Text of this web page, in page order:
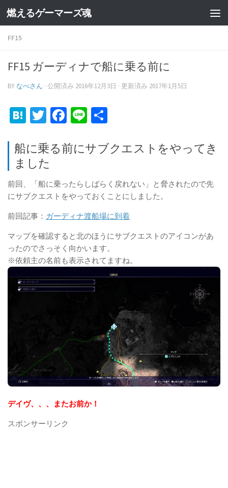
燃えるゲーマーズ魂
FF15
FF15 ガーディナで船に乗る前に
BY なべさん · 公開済み 2016年12月3日 · 更新済み 2017年1月5日
Hatena
TwitterFacebook
Line
船に乗る前にサブクエストをやってき
ました
前回、「船に乗ったらしばらく戻れない」と脅されたので先
にサブクエストをやっておくことにしました。
前回記事： ガーディナ渡船場に到着
マップを確認すると北のほうにサブクエストのアイコンがあ
ったのでさっそく向かいます。
※依頼主の名前も表示されてますね。
デイヴ、、、またお前か！
スポンサーリンク